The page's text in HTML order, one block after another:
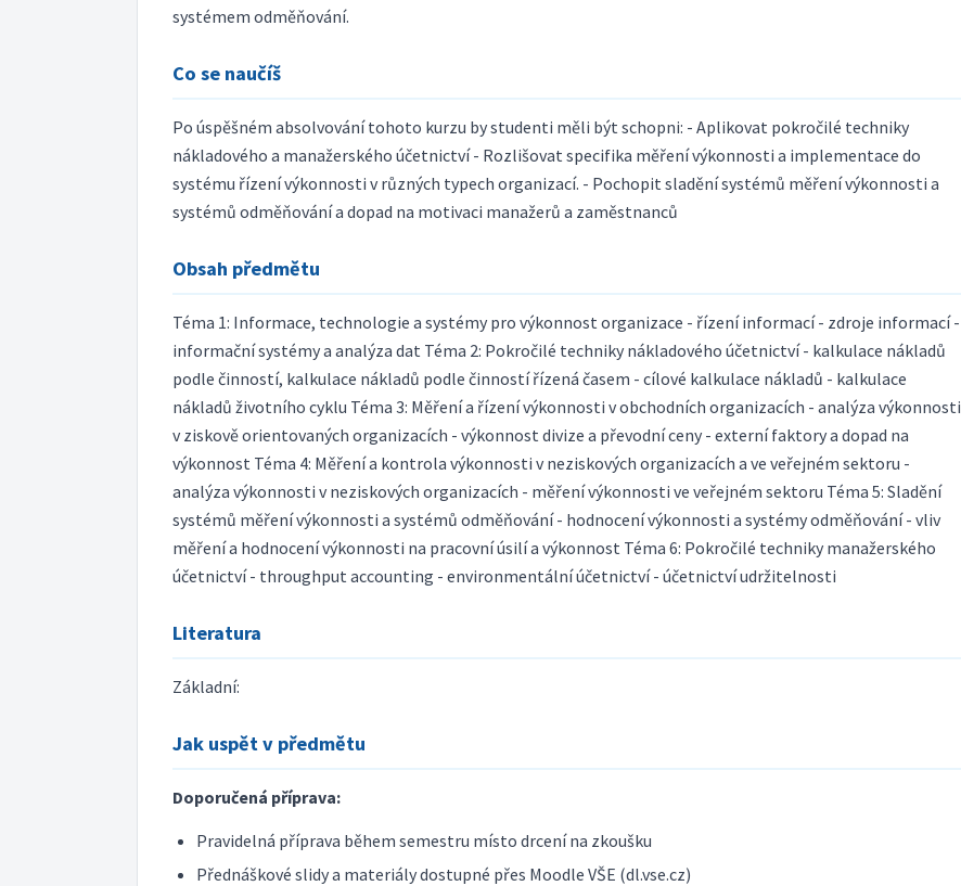
systémem odměňování.
Co se naučíš
Po úspěšném absolvování tohoto kurzu by studenti měli být schopni: - Aplikovat pokročilé techniky
nákladového a manažerského účetnictví - Rozlišovat specifika měření výkonnosti a implementace do
systému řízení výkonnosti v různých typech organizací. - Pochopit sladění systémů měření výkonnosti a
systémů odměňování a dopad na motivaci manažerů a zaměstnanců
Obsah předmětu
Téma 1: Informace, technologie a systémy pro výkonnost organizace - řízení informací - zdroje informací -
informační systémy a analýza dat Téma 2: Pokročilé techniky nákladového účetnictví - kalkulace nákladů
podle činností, kalkulace nákladů podle činností řízená časem - cílové kalkulace nákladů - kalkulace
nákladů životního cyklu Téma 3: Měření a řízení výkonnosti v obchodních organizacích - analýza výkonnosti
v ziskově orientovaných organizacích - výkonnost divize a převodní ceny - externí faktory a dopad na
výkonnost Téma 4: Měření a kontrola výkonnosti v neziskových organizacích a ve veřejném sektoru -
analýza výkonnosti v neziskových organizacích - měření výkonnosti ve veřejném sektoru Téma 5: Sladění
systémů měření výkonnosti a systémů odměňování - hodnocení výkonnosti a systémy odměňování - vliv
měření a hodnocení výkonnosti na pracovní úsilí a výkonnost Téma 6: Pokročilé techniky manažerského
účetnictví - throughput accounting - environmentální účetnictví - účetnictví udržitelnosti
Literatura
Základní:
Jak uspět v předmětu
Doporučená příprava:
Pravidelná příprava během semestru místo drcení na zkoušku
Přednáškové slidy a materiály dostupné přes Moodle VŠE (dl.vse.cz)